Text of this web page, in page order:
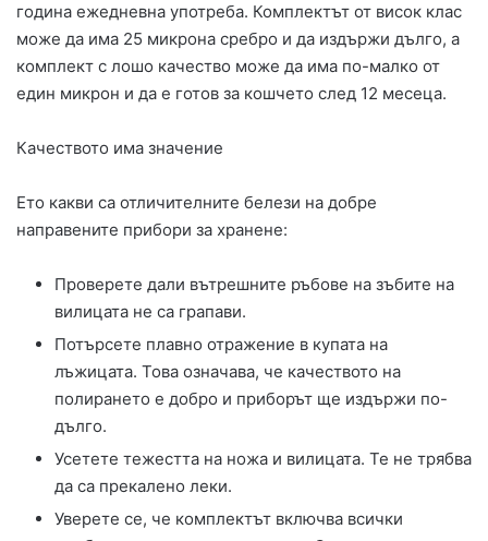
година ежедневна употреба. Комплектът от висок клас
може да има 25 микрона сребро и да издържи дълго, а
комплект с лошо качество може да има по-малко от
един микрон и да е готов за кошчето след 12 месеца.
Качеството има значение
Ето какви са отличителните белези на добре
направените прибори за хранене:
Проверете дали вътрешните ръбове на зъбите на
вилицата не са грапави.
Потърсете плавно отражение в купата на
лъжицата. Това означава, че качеството на
полирането е добро и приборът ще издържи по-
дълго.
Усетете тежестта на ножа и вилицата. Те не трябва
да са прекалено леки.
Уверете се, че комплектът включва всички